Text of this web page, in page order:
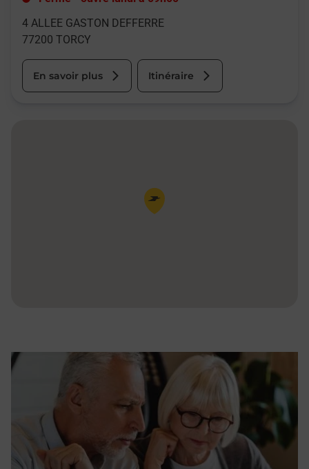
4 ALLEE GASTON DEFFERRE
77200 TORCY
En savoir plus Itinéraire
Pin de la carte